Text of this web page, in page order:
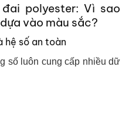
polyester: Vì sao
vào màu sắc?
hệ số an toàn
số luôn cung cấp nhiều dữ